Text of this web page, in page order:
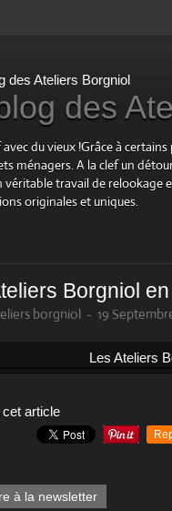
des
du vieux !Grâce à
ménagers. A la clef un
véritable travail de relookage
originales et uniques.
Borgniol
borgniol - 19
article
à la newsletter